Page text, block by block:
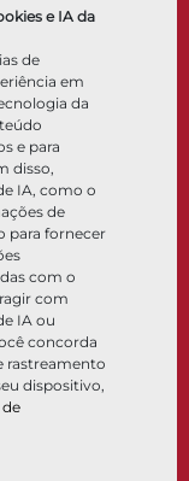
e IA da
de
em
da
e para
disso,
IA, como o
de
para fornecer
com o
com
IA ou
concorda
rastreamento
dispositivo,
conhecimento
materiais
YouTube
reservados